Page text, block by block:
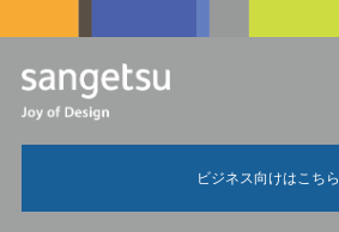
ビジネス向けはこちら